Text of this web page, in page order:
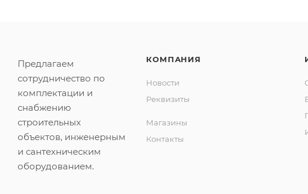
Предлагаем
сотрудничество по
комплектации и
снабжению
строительных
объектов, инженерным
и сантехническим
оборудованием.
КОМПАНИЯ
Новости
Реквизиты
Магазины
Контакты